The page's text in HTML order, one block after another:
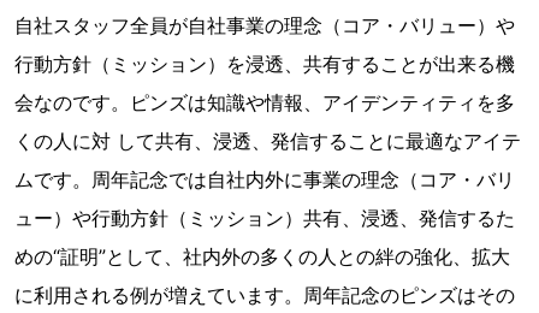
自社スタッフ全員が自社事業の理念（コア・バリュー）や
行動方針（ミッション）を浸透、共有することが出来る機
会なのです。ピンズは知識や情報、アイデンティティを多
くの人に対 して共有、浸透、発信することに最適なアイテ
ムです。周年記念では自社内外に事業の理念（コア・バリ
ュー）や行動方針（ミッション）共有、浸透、発信するた
めの“証明”として、社内外の多くの人との絆の強化、拡大
に利用される例が増えています。周年記念のピンズはその